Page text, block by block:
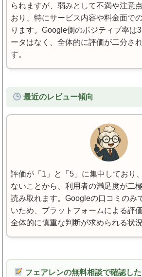
られますが、弱みとして不満や注意
おり、特にサービス内容や料金面で
ります。Google側のポジティブ率は
ータはなく、全体的に評価が二分さ
す。
最近のレビュー傾向
評価が「1」と「5」に集中しており
ないことから、利用者の満足度が二
読み取れます。Googleの口コミのみ
いため、プラットフォームによる評
全体的に慎重な判断が求められる状況
フェアレンの無料相談で確認し